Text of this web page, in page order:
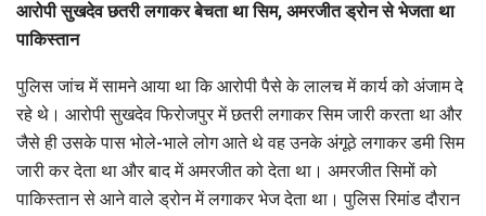
आरोपी सुखदेव छतरी लगाकर बेचता था सिम, अमरजीत ड्रोन से भेजता था
पाकिस्तान
पुलिस जांच में सामने आया था कि आरोपी पैसे के लालच में कार्य को अंजाम दे
रहे थे। आरोपी सुखदेव फिरोजपुर में छतरी लगाकर सिम जारी करता था और
जैसे ही उसके पास भोले-भाले लोग आते थे वह उनके अंगूठे लगाकर डमी सिम
जारी कर देता था और बाद में अमरजीत को देता था। अमरजीत सिमों को
पाकिस्तान से आने वाले ड्रोन में लगाकर भेज देता था। पुलिस रिमांड दौरान